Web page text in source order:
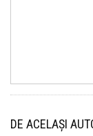
DE ACELAȘI